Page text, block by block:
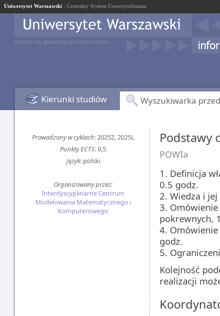
Uniwersytet Warszawski - Centralny System Uwierzytelniania
przejdź do głównego portalu uczelni
Kierunki studiów Wyszukiwarka
Prowadzony w cyklach:2025Z, 2025L
Punkty ECTS:0,5
Język:polski
Organizowany przez:
Interdyscyplinarne Centrum
Modelowania Matematycznego i
Komputerowego
Podstawy
POWIa
1. Definicja
0.5 godz.
2. Wiedza i
3.
pokrewnych,
4.
godz.
5.
Kolejność
realizacji